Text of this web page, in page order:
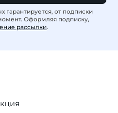
гарантируется, от подписки
Оформляя подписку,
рассылки.